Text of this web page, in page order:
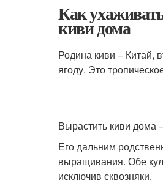
Как
киви дома
Родина киви – Китай,
ягоду. Это
Вырастить киви дома
Его дальним
выращивания. Обе
исключив сквозняки.